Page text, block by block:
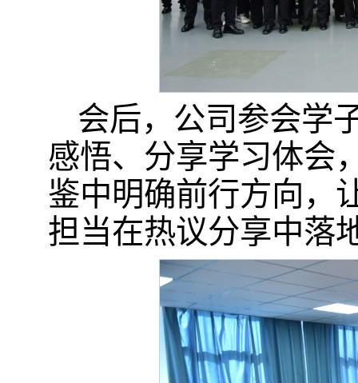
会后，公司参会学
感悟、分享学习体会
鉴中明确前行方向，
担当在热议分享中落